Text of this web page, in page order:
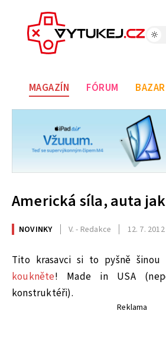
MAGAZÍN FÓRUM BAZAR
Americká síla, auta
NOVINKY V. - Redakce 12. 7. 2012
Tito krasavci si to pyšně
koukněte! Made in USA
konstruktéři).
Reklama